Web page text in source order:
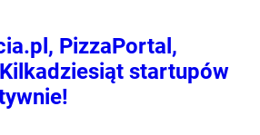
PizzaPortal,
startupów